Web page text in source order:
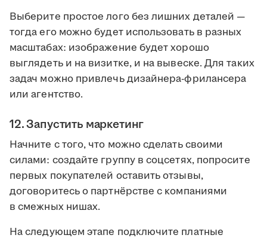
Выберите простое лого без лишних деталей —
тогда его можно будет использовать в разных
масштабах: изображение будет хорошо
выглядеть и на визитке, и на вывеске. Для таких
задач можно привлечь дизайнера-фрилансера
или агентство.
12. Запустить маркетинг
Начните с того, что можно сделать своими
силами: создайте группу в соцсетях, попросите
первых покупателей оставить отзывы,
договоритесь о партнёрстве с компаниями
в смежных нишах.
На следующем этапе подключите платные